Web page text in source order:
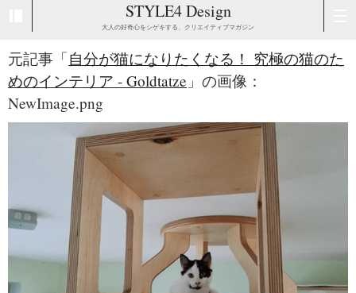
STYLE4 Design
大人の好奇心をシゲキする、クリエイティブマガジン
元記事「自分が猫になりたくなる！ 究極の猫のた
めのインテリア - Goldtatze 」の画像：
NewImage.png